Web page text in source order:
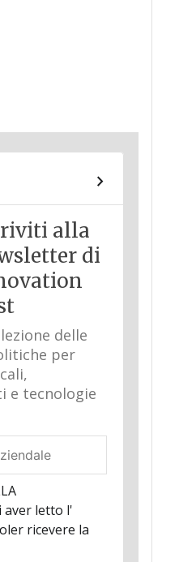
alla
di
delle
per
e tecnologie
aver letto l'
ricevere la